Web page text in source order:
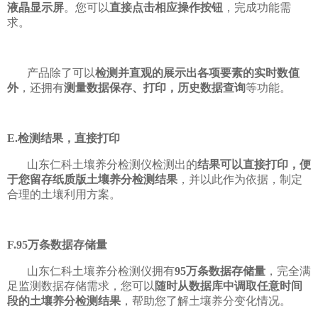
液晶显示屏。您可以直接点击相应操作按钮 ，完成功能需
求。
产品除了可以检测并直观的展示出各项要素的实时数值
外 ，还拥有测量数据保存、打印，历史数据查询等功能。
E.检测结果，直接打印
山东仁科土壤养分检测仪检测出的结果可以直接打印，便
于您留存纸质版土壤养分检测结果 ，并以此作为依据，制定
合理的土壤利用方案。
F.95万条数据存储量
山东仁科土壤养分检测仪拥有95万条数据存储量 ，完全满
足监测数据存储需求，您可以 随时从数据库中调取任意时间
段的土壤养分检测结果 ，帮助您了解土壤养分变化情况。